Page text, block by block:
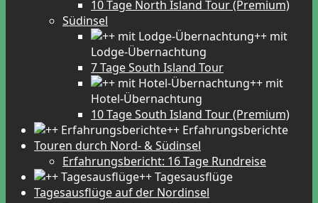
10 Tage North Island Tour (Premium)
Südinsel
++ mit
Lodge-Übernachtung
7 Tage South Island Tour
++ mit
Hotel-Übernachtung
10 Tage South Island Tour (Premium)
++ Erfahrungsberichte
Touren durch Nord- & Südinsel
Erfahrungsbericht: 16 Tage Rundreise
++ Tagesausflüge
Tagesausflüge auf der Nordinsel